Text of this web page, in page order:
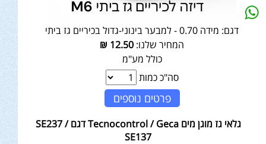
דגם: מידה 0.70 - למבער בינוני-גדול בכיריים גז ביתי
המחיר שלנו: 12.50
₪
כולל מע"מ
סה"כ כמות
פרטים נוספים
גלאי גז מוגן מים Tecnocontrol / Geca דגם SE237 /
SE137